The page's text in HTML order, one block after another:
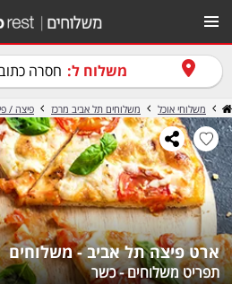
משלוח ל: חסרה
משלוחי אוכל משלוחים תל אביב מרכז פיצה /
ארט פיצה תל אביב - משלוחים
תפריט משלוחים - כשר